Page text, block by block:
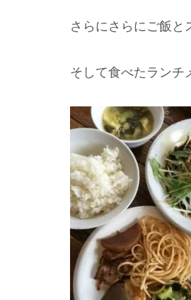
さらにさらにご飯と
そして食べたランチ